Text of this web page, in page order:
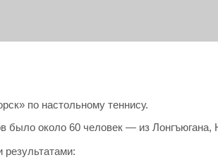
по настольному теннису.
было около 60 человек — из Лонгъюгана,